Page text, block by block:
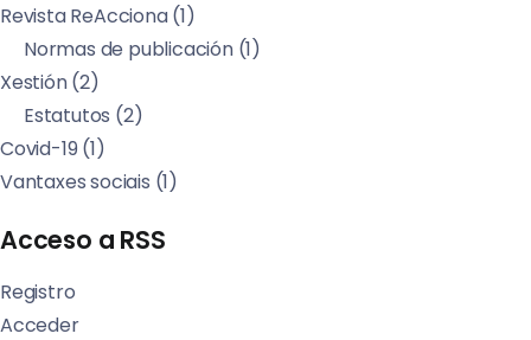
Revista ReAcciona(1)
Normas de publicación(1)
Xestión(2)
Estatutos (2)
Covid-19 (1)
Vantaxes sociais (1)
Acceso a RSS
Registro
Acceder